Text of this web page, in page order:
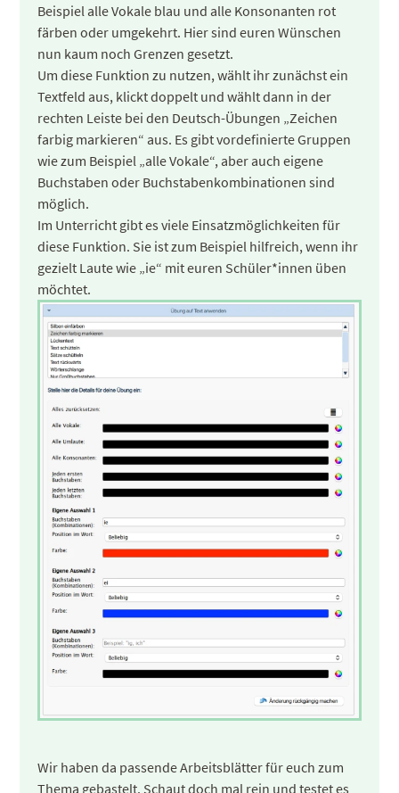
Beispiel alle Vokale blau und alle Konsonanten rot
färben oder umgekehrt. Hier sind euren Wünschen
nun kaum noch Grenzen gesetzt.
Um diese Funktion zu nutzen, wählt ihr zunächst ein
Textfeld aus, klickt doppelt und wählt dann in der
rechten Leiste bei den Deutsch-Übungen „Zeichen
farbig markieren“ aus. Es gibt vordefinierte Gruppen
wie zum Beispiel „alle Vokale“, aber auch eigene
Buchstaben oder Buchstabenkombinationen sind
möglich.
Im Unterricht gibt es viele Einsatzmöglichkeiten für
diese Funktion. Sie ist zum Beispiel hilfreich, wenn ihr
gezielt Laute wie „ie“ mit euren Schüler*innen üben
möchtet.
Wir haben da passende Arbeitsblätter für euch zum
Thema gebastelt. Schaut doch mal rein und testet es